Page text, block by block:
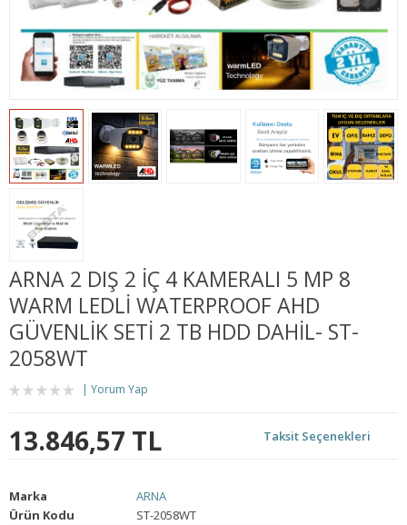
ARNA 2 DIŞ 2 İÇ 4 KAMERALI 5 MP 8
WARM LEDLİ WATERPROOF AHD
GÜVENLİK SETİ 2 TB HDD DAHİL- ST-
2058WT
Yorum Yap
13.846,57 TL Taksit Seçenekleri
Marka
ARNA
Ürün Kodu
ST-2058WT